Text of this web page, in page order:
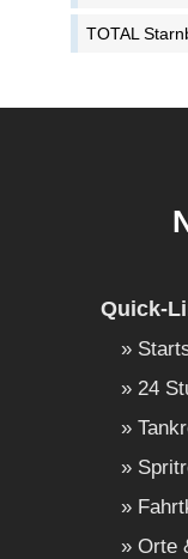
TOTAL
Quick-
24
Orte